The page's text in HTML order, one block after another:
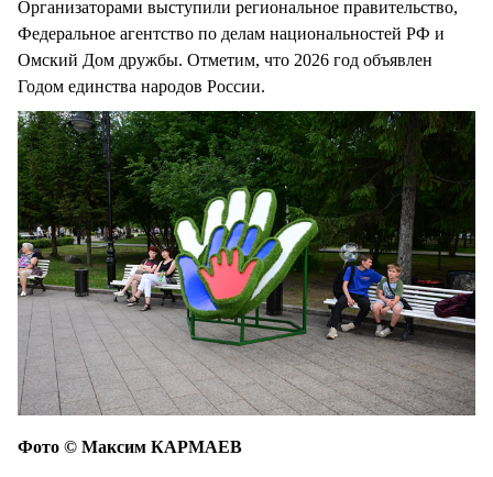
Организаторами выступили региональное правительство,
Федеральное агентство по делам национальностей РФ и
Омский Дом дружбы. Отметим, что 2026 год объявлен
Годом единства народов России.
Фото © Максим КАРМАЕВ